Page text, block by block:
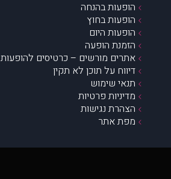
הופעות בהנחה
הופעות בחוץ
הופעות היום
הזמנת הופעה
אתרים מורשים – כרטיסים להופעות
דיווח על תוכן לא תקין
תנאי שימוש
מדיניות פרטיות
הצהרת נגישות
מפת אתר